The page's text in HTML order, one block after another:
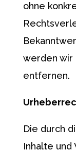
ohne
werden wir
entfernen.
Die durch
Inhalte und